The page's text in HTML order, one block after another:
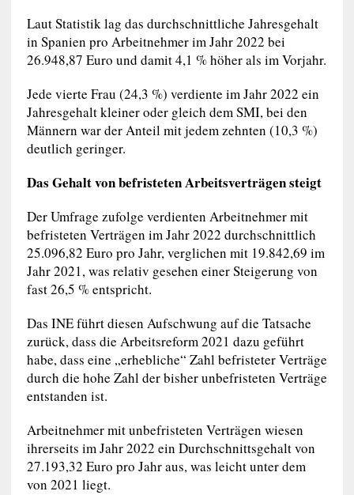
Laut Statistik lag das durchschnittliche Jahresgehalt
in Spanien pro Arbeitnehmer im Jahr 2022 bei
26.948,87 Euro und damit 4,1 % höher als im Vorjahr.
Jede vierte Frau (24,3 %) verdiente im Jahr 2022 ein
Jahresgehalt kleiner oder gleich dem SMI, bei den
Männern war der Anteil mit jedem zehnten (10,3 %)
deutlich geringer.
Das Gehalt von befristeten Arbeitsverträgen steigt
Der Umfrage zufolge verdienten Arbeitnehmer mit
befristeten Verträgen im Jahr 2022 durchschnittlich
25.096,82 Euro pro Jahr, verglichen mit 19.842,69 im
Jahr 2021, was relativ gesehen einer Steigerung von
fast 26,5 % entspricht.
Das INE führt diesen Aufschwung auf die Tatsache
zurück, dass die Arbeitsreform 2021 dazu geführt
habe, dass eine „erhebliche“ Zahl befristeter Verträge
durch die hohe Zahl der bisher unbefristeten Verträge
entstanden ist.
Arbeitnehmer mit unbefristeten Verträgen wiesen
ihrerseits im Jahr 2022 ein Durchschnittsgehalt von
27.193,32 Euro pro Jahr aus, was leicht unter dem
von 2021 liegt.